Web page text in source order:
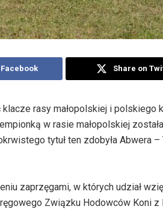
Share on
rasy małopolskiej i polskiego
w rasie małopolskiej
tytuł ten zdobyła Abwera
zaprzęgami, w których udział
Związku Hodowców Koni z